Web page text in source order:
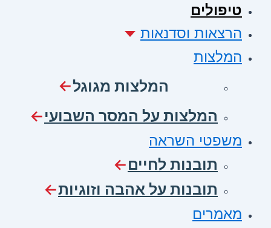
טיפולים
הרצאות וסדנאות
המלצות
המלצות מגוגל
המלצות על המסר השבועי
משפטי השראה
תובנות לחיים
תובנות על אהבה וזוגיות
מאמרים